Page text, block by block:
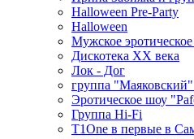
Halloween Pre-Party
Halloween
Мужское
Дискотека ХХ века
Лок - Дог
группа
Эротическое шоу
Группа Hi-Fi
T1One в первые в